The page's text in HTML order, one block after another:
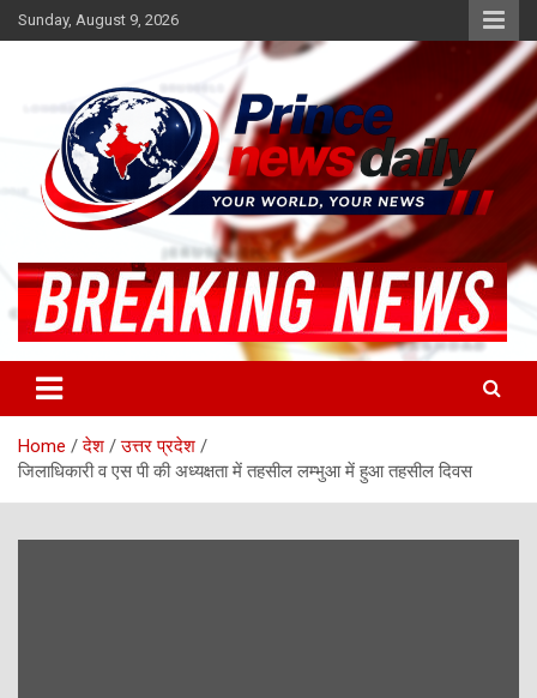
Skip
to
Sunday, August 9, 2026
Princenews Daily
Home देश
उत्तर प्रदेश
जिलाधिकारी व एस पी की अध्यक्षता में तहसील लम्भुआ में हुआ तहसील दिवस